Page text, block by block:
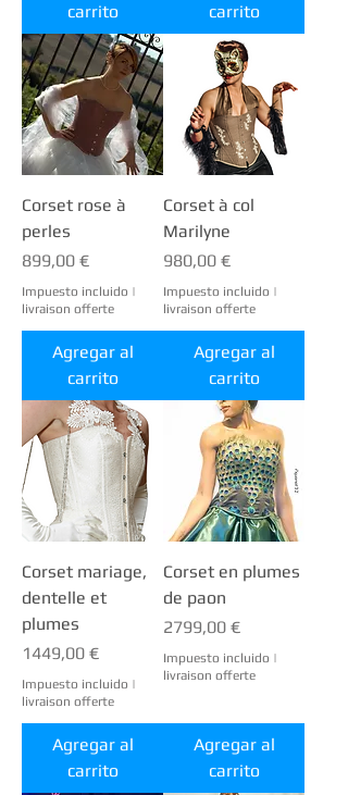
carrito
carrito
Corset rose à
perles
Precio
899,00 €
Impuesto incluido |
livraison offerte
Agregar al
carrito
Corset à col
Marilyne
Precio
980,00 €
Impuesto incluido |
livraison offerte
Agregar al
carrito
Corset mariage,
dentelle et
plumes
Precio
1449,00 €
Impuesto incluido |
livraison offerte
Agregar al
carrito
Corset en plumes
de paon
Precio
2799,00 €
Impuesto incluido |
livraison offerte
Agregar al
carrito